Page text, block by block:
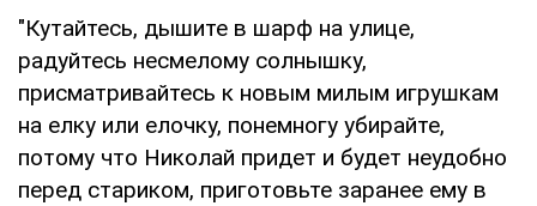
"Кутайтесь, дышите в шарф на улице,
радуйтесь несмелому солнышку,
присматривайтесь к новым милым игрушкам
на елку или елочку, понемногу убирайте,
потому что Николай придет и будет неудобно
перед стариком, приготовьте заранее ему в